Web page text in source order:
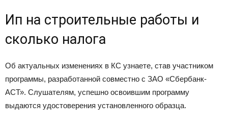
Ип на строительные работы и
сколько налога
Об актуальных изменениях в КС узнаете, став участником
программы, разработанной совместно с ЗАО «Сбербанк-
АСТ». Слушателям, успешно освоившим программу
выдаются удостоверения установленного образца.